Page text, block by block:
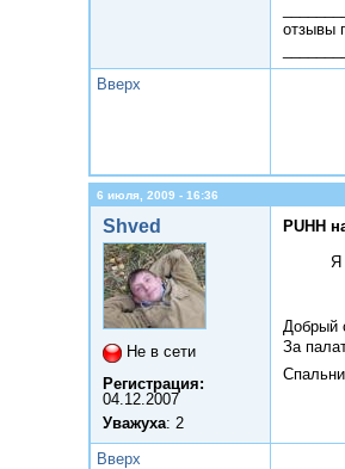
отзывы
Вверх
6 июля, 2009 - 16:36
Shved
Не в сети
Регистрация:
04.12.2007
Уважуха: 2
PUHH
Я
Добрый
За
Вверх